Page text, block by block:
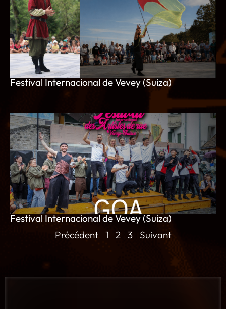
Festival Internacional de Vevey (Suiza)
Festival Internacional de Vevey (Suiza)
Précédent
1 2 3 Suivant